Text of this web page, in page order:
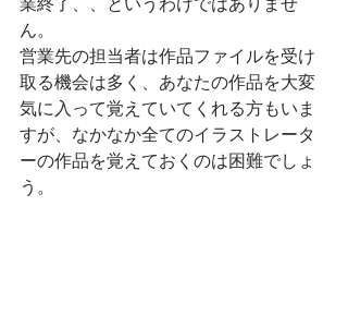
ん。
営業先の担当者は作品ファイルを受け
取る機会は多く、あなたの作品を大変
気に入って覚えていてくれる方もいま
すが、なかなか全てのイラストレータ
ーの作品を覚えておくのは困難でしょ
う。